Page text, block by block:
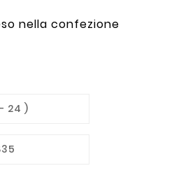
nella confezione
24 )